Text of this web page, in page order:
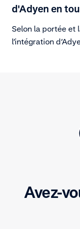
d'Adyen en
Selon la portée et
l’intégration
disponibilité des
entreprise et de
Avez-